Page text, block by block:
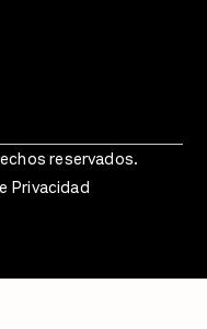
reservados.
Privacidad